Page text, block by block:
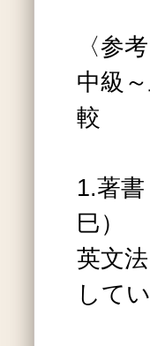
〈参考
中級
較
1.著
巳）
英文
してい